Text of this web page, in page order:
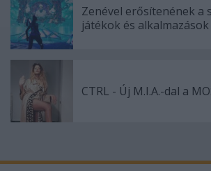
Zenével erősítenének a
játékok és alkalmazások
CTRL - Új M.I.A.-dal a